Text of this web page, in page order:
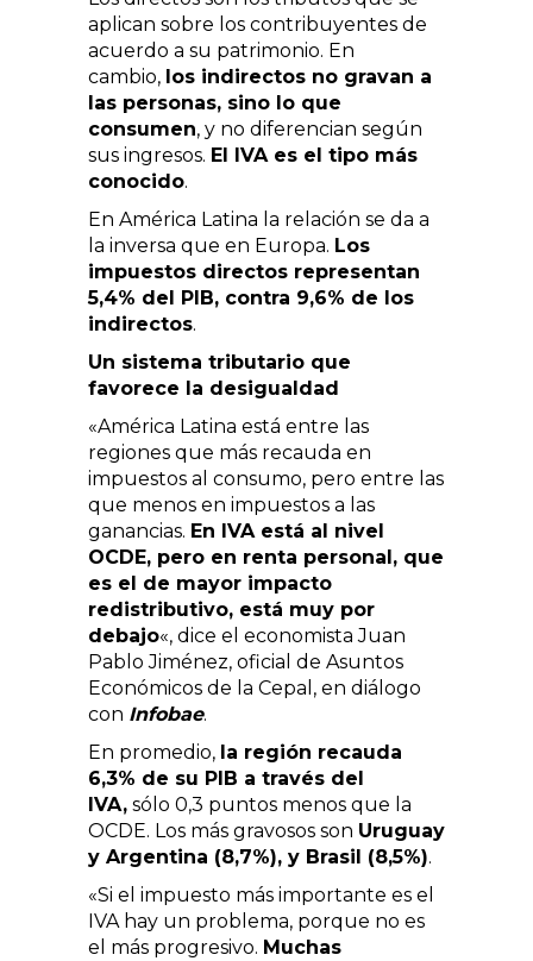
aplican sobre los contribuyentes de
acuerdo a su patrimonio. En
cambio, los indirectos no gravan a
las personas, sino lo que
consumen, y no diferencian según
sus ingresos. El IVA es el tipo más
conocido.
En América Latina la relación se da a
la inversa que en Europa. Los
impuestos directos representan
5,4% del PIB, contra 9,6% de los
indirectos.
Un sistema tributario que
favorece la desigualdad
«América Latina está entre las
regiones que más recauda en
impuestos al consumo, pero entre las
que menos en impuestos a las
ganancias. En IVA está al nivel
OCDE, pero en renta personal, que
es el de mayor impacto
redistributivo, está muy por
debajo«, dice el economista Juan
Pablo Jiménez, oficial de Asuntos
Económicos de la Cepal, en diálogo
con Infobae.
En promedio, la región recauda
6,3% de su PIB a través del
IVA, sólo 0,3 puntos menos que la
OCDE. Los más gravosos son Uruguay
y Argentina (8,7%), y Brasil (8,5%).
«Si el impuesto más importante es el
IVA hay un problema, porque no es
el más progresivo. Muchas